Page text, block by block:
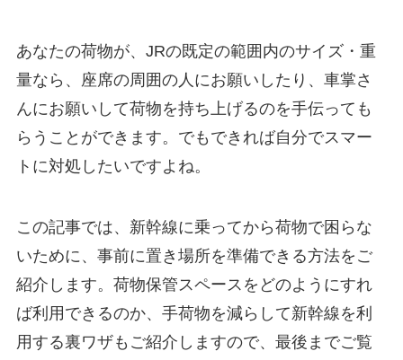
あなたの荷物が、JRの既定の範囲内のサイズ・重
量なら、座席の周囲の人にお願いしたり、車掌さ
んにお願いして荷物を持ち上げるのを手伝っても
らうことができます。でもできれば自分でスマー
トに対処したいですよね。
この記事では、新幹線に乗ってから荷物で困らな
いために、事前に置き場所を準備できる方法をご
紹介します。荷物保管スペースをどのようにすれ
ば利用できるのか、手荷物を減らして新幹線を利
用する裏ワザもご紹介しますので、最後までご覧